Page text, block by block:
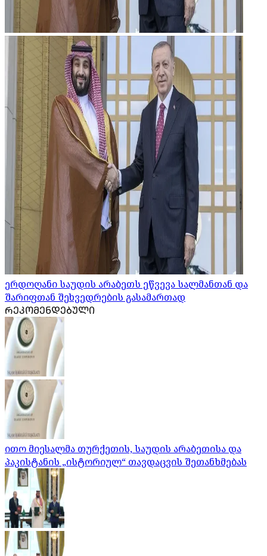
ერდოღანი საუდის არაბეთს ეწვევა სალმანთან და
შარიფთან შეხვედრების გასამართად
ᲠᲔᲙᲝᲛᲔᲜᲓᲔᲑᲣᲚᲘ
ითო მიესალმა თურქეთის, საუდის არაბეთისა და
პაკისტანის „ისტორიულ“ თავდაცვის შეთანხმებას